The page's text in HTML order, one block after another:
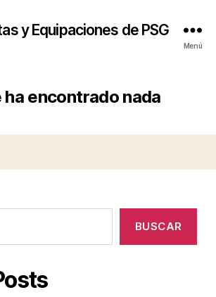
y Equipaciones de PSG
Menú
ha encontrado nada
BUSCAR